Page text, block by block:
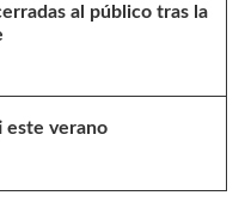
al público tras la
este verano